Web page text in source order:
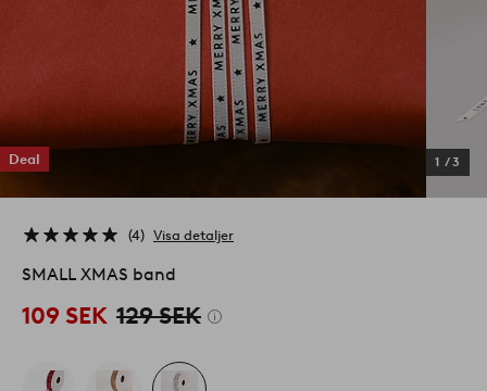
Deal 1 /3
4 Visa detaljer
SMALL XMAS band
109 SEK 129 SEK